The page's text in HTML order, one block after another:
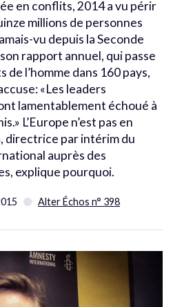
en conflits, 2014 a vu périr
millions de personnes
vu depuis la Seconde
rapport annuel, qui passe
de l’homme dans 160 pays,
«Les leaders
lamentablement échoué à
L’Europe n’est pas en
directrice par intérim du
auprès des
explique pourquoi.
Alter Échos n° 398